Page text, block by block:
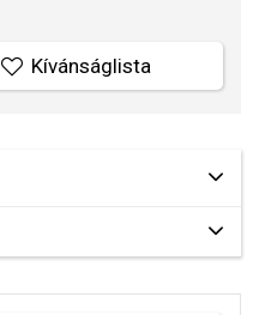
Kívánságlista